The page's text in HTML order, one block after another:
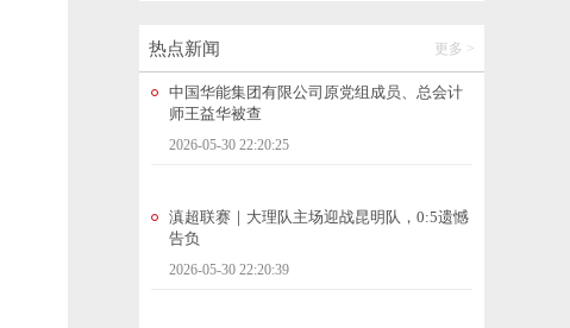
热点新闻 更多 >
中国华能集团有限公司原党组成员、总会计
师王益华被查
2026-05-30 22:20:25
滇超联赛｜大理队主场迎战昆明队，0:5遗憾
告负
2026-05-30 22:20:39